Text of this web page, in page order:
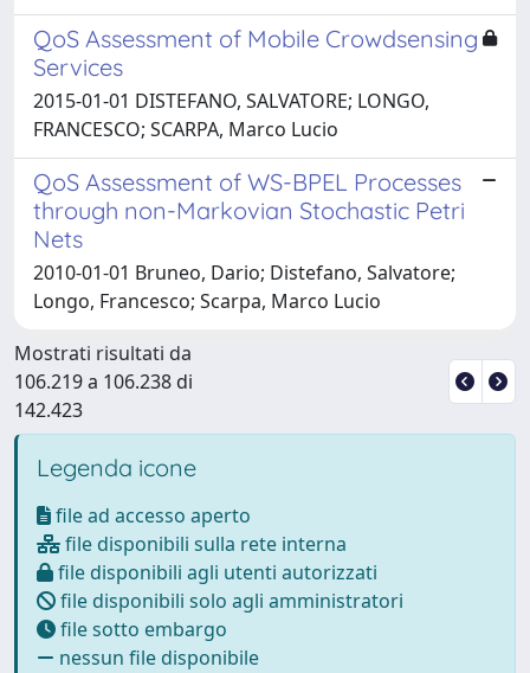
QoS Assessment of Mobile Crowdsensing
Services
2015-01-01 DISTEFANO, SALVATORE; LONGO,
FRANCESCO; SCARPA, Marco Lucio
QoS Assessment of WS-BPEL Processes
through non-Markovian Stochastic Petri
Nets
2010-01-01 Bruneo, Dario; Distefano, Salvatore;
Longo, Francesco; Scarpa, Marco Lucio
Mostrati risultati da
106.219 a 106.238 di
142.423
Legenda icone
file ad accesso aperto
file disponibili sulla rete interna
file disponibili agli utenti autorizzati
file disponibili solo agli amministratori
file sotto embargo
nessun file disponibile